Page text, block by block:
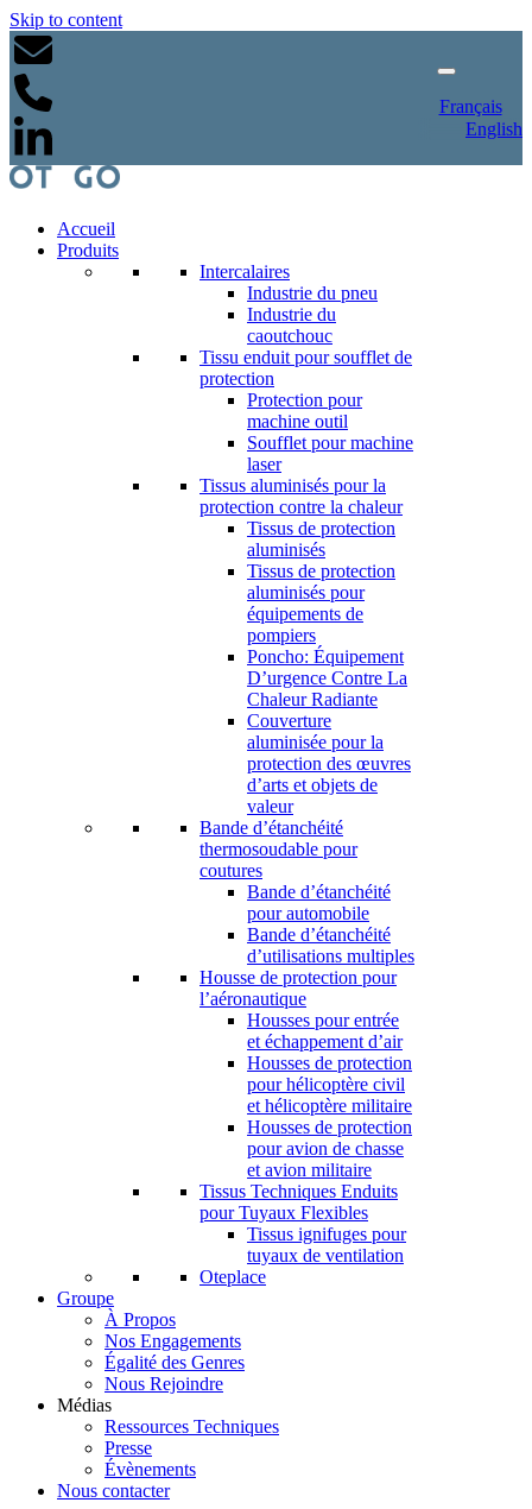
Skip to content
Français
English
Accueil
Produits
Intercalaires
Industrie du pneu
Industrie du
caoutchouc
Tissu enduit pour soufflet de
protection
Protection pour
machine outil
Soufflet pour machine
laser
Tissus aluminisés pour la
protection contre la chaleur
Tissus de protection
aluminisés
Tissus de protection
aluminisés pour
équipements de
pompiers
Poncho: Équipement
D’urgence Contre La
Chaleur Radiante
Couverture
aluminisée pour la
protection des œuvres
d’arts et objets de
valeur
Bande d’étanchéité
thermosoudable pour
coutures
Bande d’étanchéité
pour automobile
Bande d’étanchéité
d’utilisations multiples
Housse de protection pour
l’aéronautique
Housses pour entrée
et échappement d’air
Housses de protection
pour hélicoptère civil
et hélicoptère militaire
Housses de protection
pour avion de chasse
et avion militaire
Tissus Techniques Enduits
pour Tuyaux Flexibles
Tissus ignifuges pour
tuyaux de ventilation
Oteplace
Groupe
À Propos
Nos Engagements
Égalité des Genres
Nous Rejoindre
Médias
Ressources Techniques
Presse
Évènements
Nous contacter